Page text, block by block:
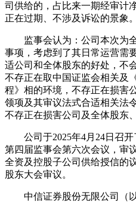
司供给的，占比来一期经审计
正在过期、不涉及诉讼的景象。
监事会认为：公司本次为全
事项，考虑到了其日常运营需
适公司和全体股东的好处，不
不存正在取中国证监会相关及
程》相的环境，不存正在损害
领项及其审议法式合适相关法
不存正在损害公司及全体股东
公司于2025年4月24日召开
第四届监事会第六次会议，审
全资及控股子公司供给授信的
股东大会审议。
中信证券股份无限公司（以